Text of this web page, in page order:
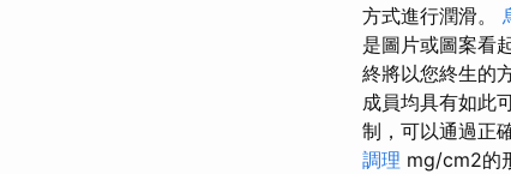
方式進行潤滑。
是圖片或圖案看
終將以您終生的
成員均具有如此
制，可以通過正
調理 mg/cm2的